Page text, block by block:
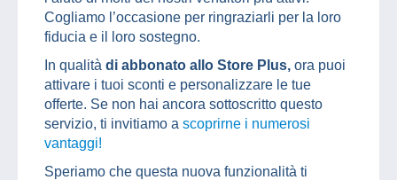
Cogliamo l’occasione per ringraziarli per la loro
fiducia e il loro sostegno.
In qualità di abbonato allo Store Plus, ora puoi
attivare i tuoi sconti e personalizzare le tue
offerte. Se non hai ancora sottoscritto questo
servizio, ti invitiamo a scoprirne i numerosi
vantaggi!
Speriamo che questa nuova funzionalità ti